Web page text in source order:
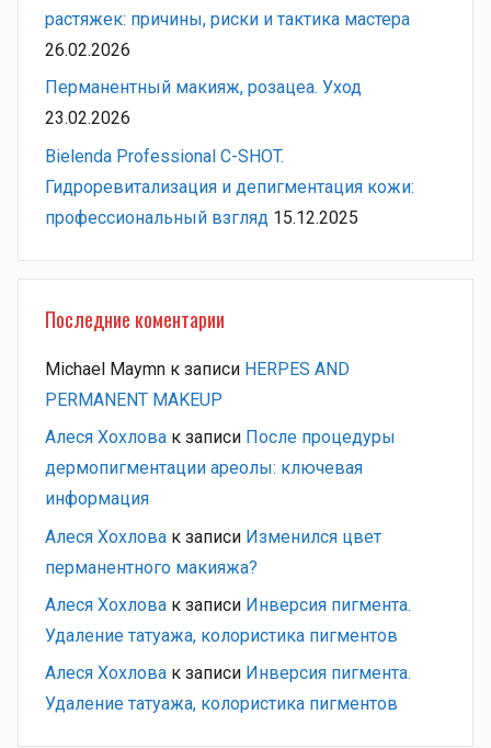
растяжек: причины, риски и тактика мастера
26.02.2026
Перманентный макияж, розацеа. Уход
23.02.2026
Bielenda Professional C-SHOT.
Гидроревитализация и депигментация кожи:
профессиональный взгляд 15.12.2025
Последние коментарии
Michael Maymn к записи HERPES AND
PERMANENT MAKEUP
Алеся Хохлова к записи После процедуры
дермопигментации ареолы: ключевая
информация
Алеся Хохлова к записи Изменился цвет
перманентного макияжа?
Алеся Хохлова к записи Инверсия пигмента.
Удаление татуажа, колористика пигментов
Алеся Хохлова к записи Инверсия пигмента.
Удаление татуажа, колористика пигментов